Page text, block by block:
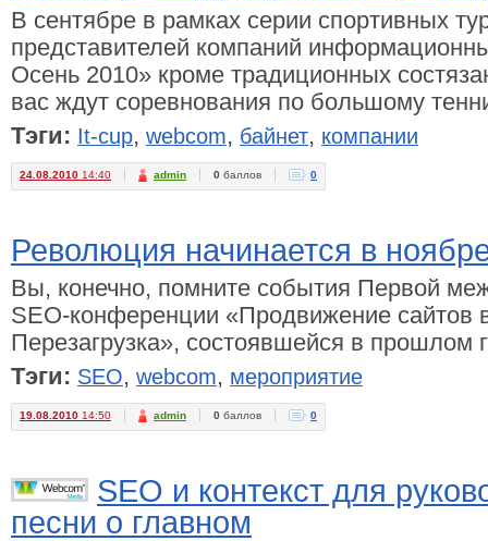
В сентябре в рамках серии спортивных
представителей компаний
Осень 2010» кроме традиционных
вас ждут соревнования по большому
Тэги: It-cup, webcom, байнет, компании
24.08.2010 14:40 admin 0 баллов 0
Революция начинается в
Вы, конечно, помните события Первой
SEO-конференции «Продвижение сайтов
Перезагрузка», состоявшейся в прошлом
Тэги: SEO, webcom, мероприятие
19.08.2010 14:50 admin 0 баллов 0
SEO и контекст для
песни о главном